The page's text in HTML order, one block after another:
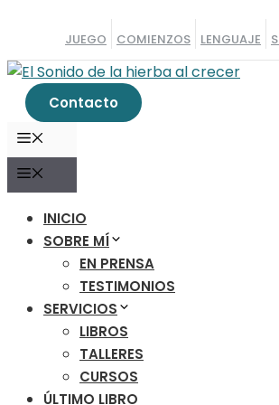
contenido
JUEGO COMIENZOS LENGUAJE
Contacto
INICIO
SOBRE MÍ
EN PRENSA
TESTIMONIOS
SERVICIOS
LIBROS
TALLERES
CURSOS
ÚLTIMO LIBRO